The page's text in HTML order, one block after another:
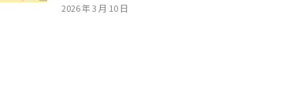
2026 年 3 月 10 日